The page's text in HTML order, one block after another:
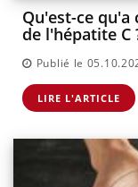
Qu'est-ce qu'a
de l'hépatite C
Publié le
LIRE L'ARTICLE